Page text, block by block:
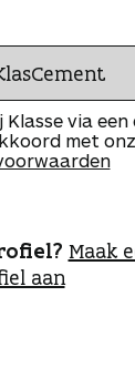
I
n
l
o
e
n
via
met
Maak
aan